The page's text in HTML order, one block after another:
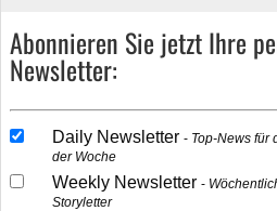
Abonnieren Sie jetzt Ihre
Newsletter:
Daily Newsletter
Top-News für
der Woche
Weekly Newsletter
Storyletter